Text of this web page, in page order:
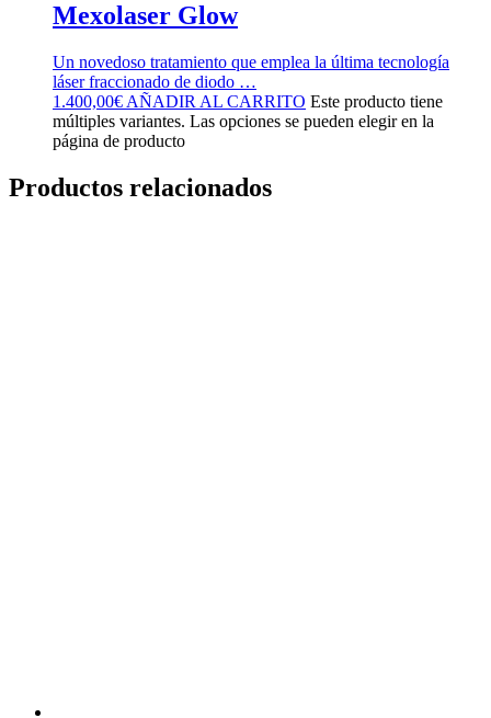
Mexolaser Glow
Un novedoso tratamiento que emplea la última tecnología
láser fraccionado de diodo …
1.400,00€ AÑADIR AL CARRITO Este producto tiene
múltiples variantes. Las opciones se pueden elegir en la
página de producto
Productos relacionados